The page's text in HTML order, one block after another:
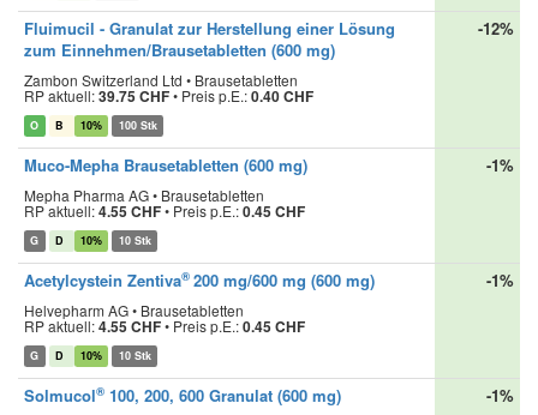
Fluimucil - Granulat zur Herstellung einer Lösung
zum Einnehmen/Brausetabletten (600 mg)
Zambon Switzerland Ltd • Brausetabletten
RP aktuell:39.75 CHF• Preis p.E.:0.40 CHF
O B 10% 100 Stk
-12%
Muco-Mepha Brausetabletten (600 mg)
Mepha Pharma AG • Brausetabletten
RP aktuell:4.55 CHF• Preis p.E.:0.45 CHF
G D 10% 10 Stk
-1%
Acetylcystein Zentiva® 200 mg/600 mg (600 mg)
Helvepharm AG • Brausetabletten
RP aktuell:4.55 CHF• Preis p.E.:0.45 CHF
G D 10% 10 Stk
-1%
Solmucol® 100, 200, 600 Granulat (600 mg) -1%